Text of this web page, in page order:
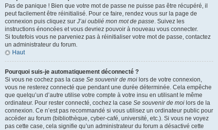
Pas de panique ! Bien que votre mot de passe ne puisse pas être récupéré, il
peut facilement être réinitialisé. Pour ce faire, rendez vous sur la page de
connexion puis cliquez sur J’ai oublié mon mot de passe. Suivez les
instructions énoncées et vous devriez pouvoir à nouveau vous connecter.
Si toutefois vous ne parveniez pas à réinitialiser votre mot de passe, contactez
un administrateur du forum.
Haut
Pourquoi suis-je automatiquement déconnecté ?
Si vous ne cochez pas la case Se souvenir de moi lors de votre connexion,
vous ne resterez connecté que pendant une durée déterminée. Cela empêche
que quelqu’un d’autre utilise votre compte à votre insu en utilisant le même
ordinateur. Pour rester connecté, cochez la case Se souvenir de moi lors de la
connexion. Ce n’est pas recommandé si vous utilisez un ordinateur public pour
accéder au forum (bibliothèque, cyber-café, université, etc.). Si vous ne voyez
pas cette case, cela signifie qu’un administrateur du forum a désactivé cette